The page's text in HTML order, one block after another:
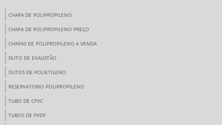
CHAPA DE POLIPROPILENO
CHAPA DE POLIPROPILENO PREÇO
CHAPAS DE POLIPROPILENO A VENDA
DUTO DE EXAUSTÃO
DUTOS DE POLIETILENO
RESERVATORIO POLIPROPILENO
TUBO DE CPVC
TUBOS DE PVDF